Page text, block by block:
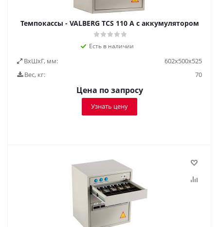
Темпокассы - VALBERG TCS 110 A с аккумулятором
Есть в наличии
ВxШxГ, мм:
602x500x525
Вес, кг:
70
Цена по запросу
Узнать цену